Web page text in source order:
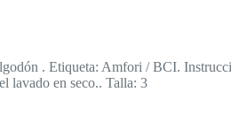
. Etiqueta: Amfori / BCI.
lavado en seco.. Talla: 3